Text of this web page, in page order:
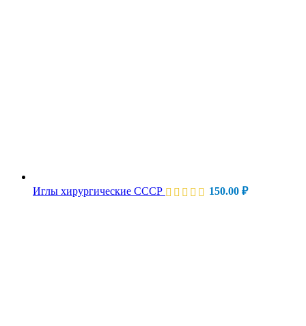
Иглы хирургические СССР 150.00 ₽